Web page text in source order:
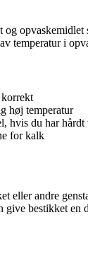
og
temperatur i
korrekt
høj temperatur
hvis du har hårdt
for kalk
eller andre
bestikket en